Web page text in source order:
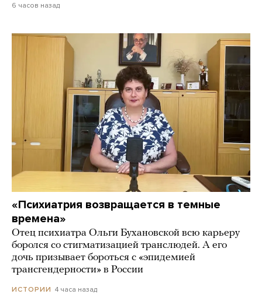
6 часов назад
«Психиатрия возвращается в темные
времена»
Отец психиатра Ольги Бухановской всю карьеру
боролся со стигматизацией транслюдей. А его
дочь призывает бороться с «эпидемией
трансгендерности» в России
ИСТОРИИ 4 часа назад